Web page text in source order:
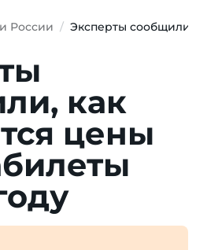
России Эксперты сообщили,
как
цены